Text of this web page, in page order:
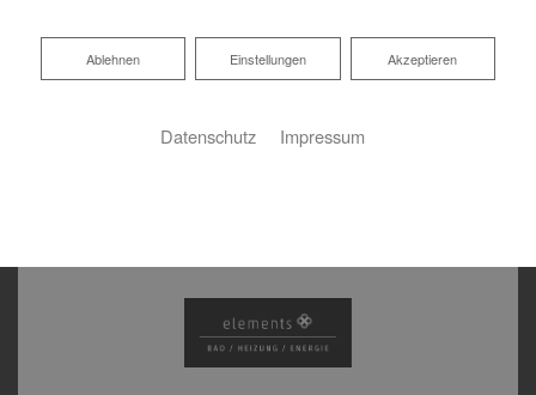
Unsere Partner
Akzeptieren
Einstellungen
Ablehnen
Ablehnen
Datenschutz Impressum